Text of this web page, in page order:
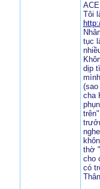
Tôi
tục
dịp
cha
thờ
cho
có